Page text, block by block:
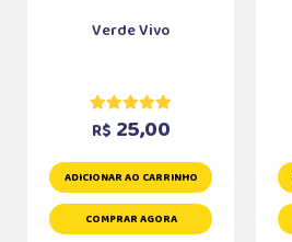
Verde Vivo
R$ 25,00
ADICIONAR AO CARRINHO
COMPRAR AGORA